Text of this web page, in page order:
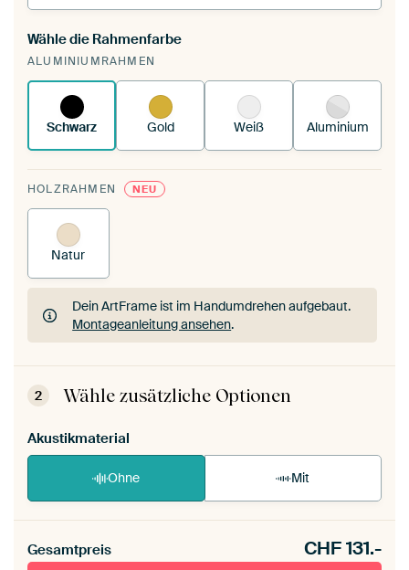
Du spannst einen wechselbaren Textiltuch in
deinen vorhandenen ArtFrame™.
es.
Wähle die Rahmenfarbe
ALUMINIUMRAHMEN
Schwarz Gold Weiß Aluminium
HOLZRAHMEN NEU
Natur
Dein ArtFrame ist im Handumdrehen aufgebaut.
Montageanleitung ansehen.
Dein ArtFrame ist im Handumdrehen aufgebaut.
Montageanleitung ansehen
2 Wähle zusätzliche Optionen
Akustikmaterial
Ohne Mit
Gesamtpreis CHF131.-